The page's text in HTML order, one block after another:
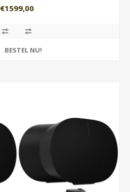
€1599,00
BESTEL NU!